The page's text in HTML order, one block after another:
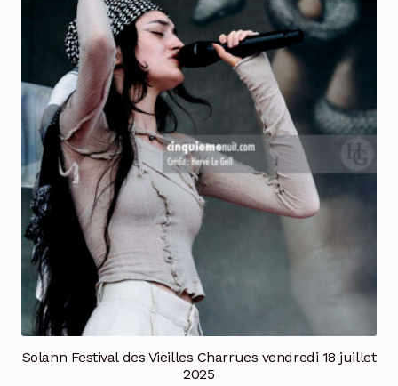
Solann Festival des Vieilles Charrues vendredi 18 juillet
2025